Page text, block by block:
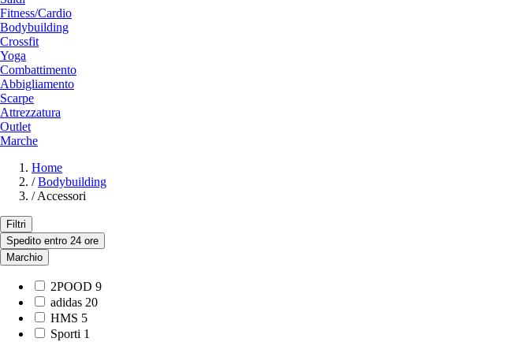
Fitness/Cardio
Bodybuilding
Crossfit
Yoga
Combattimento
Abbigliamento
Scarpe
Attrezzatura
Outlet
Marche
Home
/ Bodybuilding
/Accessori
Filtri
Spedito entro 24 ore
Marchio
2POOD 9
adidas 20
HMS 5
Sporti 1